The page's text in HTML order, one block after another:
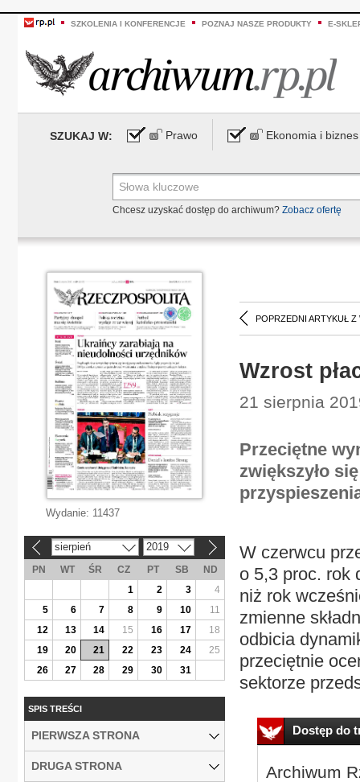
SZKOLENIA I KONFERENCJE POZNAJ NASZE PRODUKTY E-
SZUKAJ W: Prawo Ekonomia i biznes
Chcesz uzyskać dostęp do archiwum? Zobacz ofertę
POPRZEDNI ARTYKUŁ Z
Wzrost
21 sierpnia
Przeciętne
zwiększyło
W czerwcu
o 5,3 proc. rok
niż rok
zmienne
odbicia
przeciętnie
sektorze
Dostęp do
Archiwum
Wydanie: 11437
sierpień 2019
PN WT ŚR CZ PT SB
ND
1
2 3
4
5
6 7 8 9 10
11
12
13 14 15 16 17
18
19
20 21 22 23 24
25
26
27 28 29 30 31
SPIS TREŚCI
PIERWSZA STRONA
DRUGA STRONA